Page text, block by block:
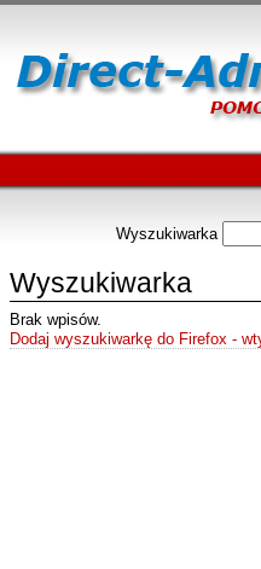
Wyszukiwarka
Wyszukiwarka
Brak wpisów.
Dodaj wyszukiwarkę do Firefox -